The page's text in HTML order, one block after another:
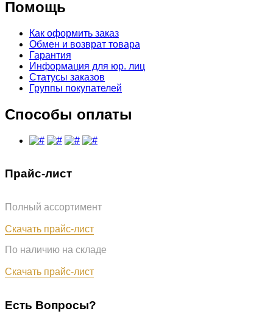
Помощь
Как оформить заказ
Обмен и возврат товара
Гарантия
Информация для юр. лиц
Статусы заказов
Группы покупателей
Способы оплаты
Прайс-лист
Полный ассортимент
Скачать прайс-лист
По наличию на складе
Скачать прайс-лист
Есть Вопросы?